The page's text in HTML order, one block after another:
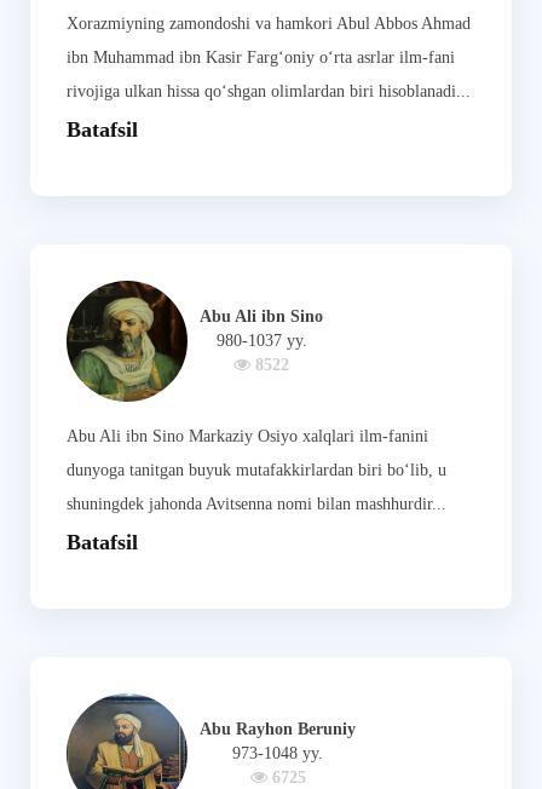
Xorazmiyning zamondoshi va hamkori Abul Abbos Ahmad
ibn Muhammad ibn Kasir Fargʻoniy oʻrta asrlar ilm-fani
rivojiga ulkan hissa qoʻshgan olimlardan biri hisoblanadi...
Batafsil
Abu Ali ibn Sino
980-1037 yy.
8522
Abu Ali ibn Sino Markaziy Osiyo xalqlari ilm-fanini
dunyoga tanitgan buyuk mutafakkirlardan biri bo‘lib, u
shuningdek jahonda Avitsenna nomi bilan mashhurdir...
Batafsil
Abu Rayhon Beruniy
973-1048 yy.
6725